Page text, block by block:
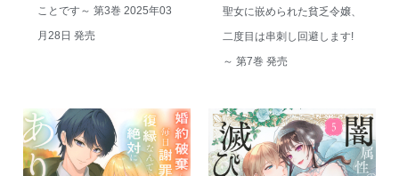
ことです～ 第3巻 2025年03
月28日 発売
聖女に嵌められた貧乏令嬢、
二度目は串刺し回避します!
～ 第7巻 発売